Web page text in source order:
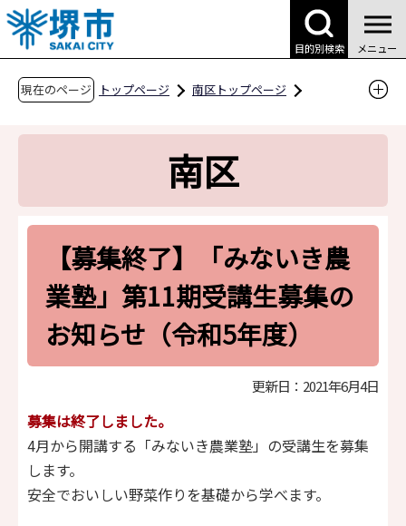
こ
の
ペ
目的別検索 メニュー
現在のページ トップページ
南区トップページ
地域のみんな見て！
【募集終了】「みないき農業塾」第11期受講生
募集のお知らせ（令和5年度）
南区
【募集終了】「みないき農
業塾」第11期受講生募集の
お知らせ（令和5年度）
更新日：2021年6月4日
募集は終了しました。
4月から開講する「みないき農業塾」の受講生を募集
します。
安全でおいしい野菜作りを基礎から学べます。